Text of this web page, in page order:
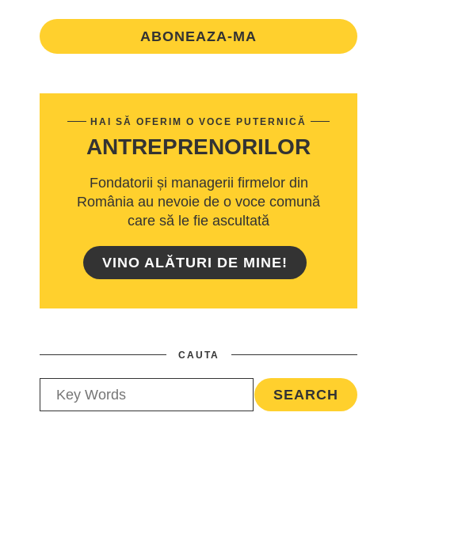
ABONEAZA-MA
HAI SĂ OFERIM O VOCE PUTERNICĂ
ANTREPRENORILOR
Fondatorii și managerii firmelor din
România au nevoie de o voce comună
care să le fie ascultată
VINO ALĂTURI DE MINE!
CAUTA